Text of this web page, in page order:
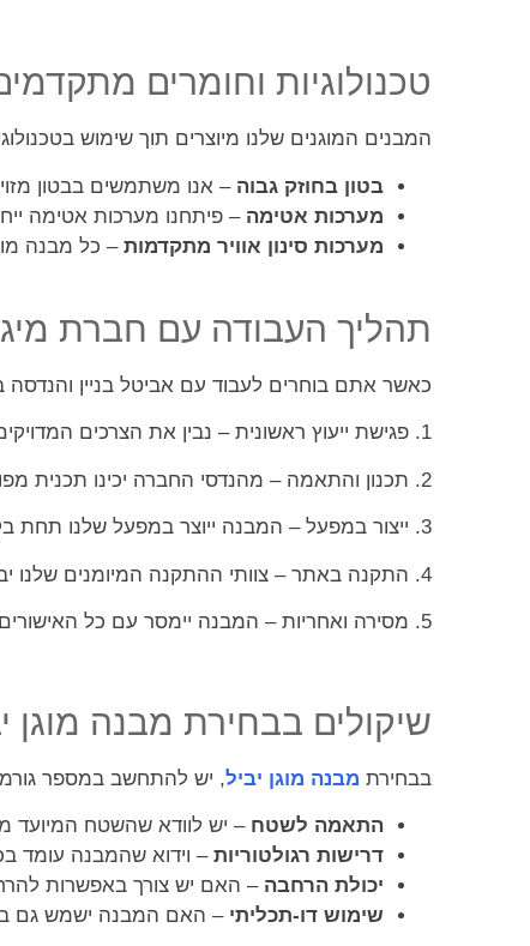
טכנולוגיות וחומרים
המבנים המוגנים שלנו מיוצרים תוך שימוש
בטון בחוזק גבוה – אנו משתמשים בבטון מזוין בחוזק של 40 מגה פסקל ומעלה,
מערכות אטימה – פיתחנו מערכות אטימה
מערכות סינון אוויר מתקדמות – כל מבנה
תהליך העבודה עם חברת
כאשר אתם בוחרים לעבוד עם אביטל בניין
1. פגישת ייעוץ ראשונית – נבין את הצרכים המדויקים שלכם ונציע מגוון פתרונות.
2. תכנון והתאמה – מהנדסי החברה יכינו תכנית מפורטת המותאמת לצרכים הספציפיים.
3. ייצור במפעל – המבנה ייוצר במפעל שלנו תחת בקרת איכות מחמירה.
4. התקנה באתר – צוותי ההתקנה המיומנים שלנו יבצעו את ההתקנה במהירות ובמקצועיות.
5. מסירה ואחריות – המבנה יימסר עם כל האישורים הנדרשים ועם אחריות מלאה.
שיקולים בבחירת מבנה מוגן
בבחירת מבנה מוגן יביל, יש להתחשב במספר
התאמה לשטח – יש לוודא שהשטח המיועד
דרישות רגולטוריות – וידוא שהמבנה עומד
יכולת הרחבה – האם יש צורך באפשרות
שימוש דו-תכליתי – האם המבנה ישמש גם